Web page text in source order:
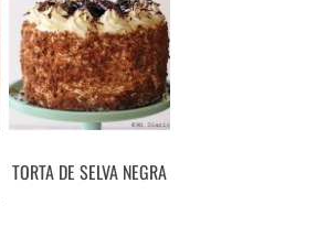
TORTA DE SELVA NEGRA